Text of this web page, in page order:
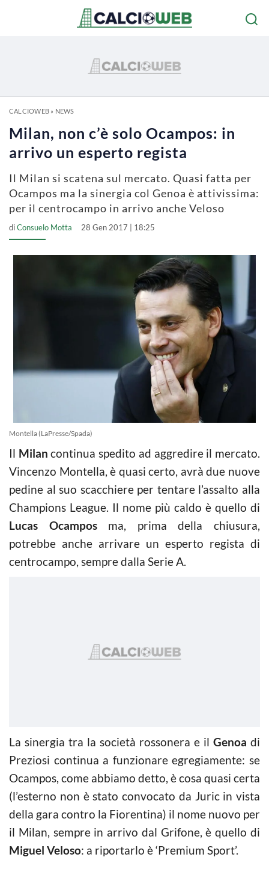
CALCIOWEB» NEWS
Milan, non c’è solo Ocampos: in
arrivo un esperto regista
Il Milan si scatena sul mercato. Quasi fatta per
Ocampos ma la sinergia col Genoa è attivissima:
per il centrocampo in arrivo anche Veloso
diConsuelo Motta 28 Gen 2017 | 18:25
Montella (LaPresse/Spada)
Il Milan continua spedito ad aggredire il mercato.
Vincenzo Montella, è quasi certo, avrà due nuove
pedine al suo scacchiere per tentare l’assalto alla
Champions League. Il nome più caldo è quello di
Lucas Ocamposma, prima della chiusura,
potrebbe anche arrivare un esperto regista di
centrocampo, sempre dalla Serie A.
La sinergia tra la società rossonera e il Genoa di
Preziosi continua a funzionare egregiamente: se
Ocampos, come abbiamo detto, è cosa quasi certa
(l’esterno non è stato convocato da Juric in vista
della gara contro la Fiorentina) il nome nuovo per
il Milan, sempre in arrivo dal Grifone, è quello di
Miguel Veloso: a riportarlo è ‘Premium Sport’.